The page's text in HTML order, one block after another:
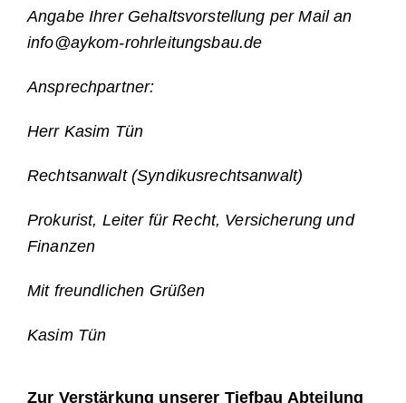
Angabe Ihrer Gehaltsvorstellung per Mail an
info@aykom-rohrleitungsbau.de
Ansprechpartner:
Herr Kasim Tün
Rechtsanwalt (Syndikusrechtsanwalt)
Prokurist, Leiter für Recht, Versicherung und
Finanzen
Mit freundlichen Grüßen
Kasim Tün
Zur Verstärkung unserer Tiefbau Abteilung